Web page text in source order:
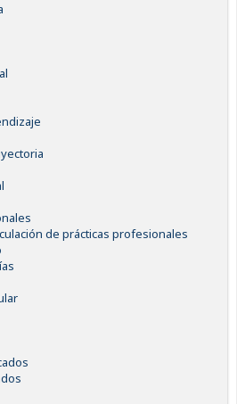
de prácticas profesionales